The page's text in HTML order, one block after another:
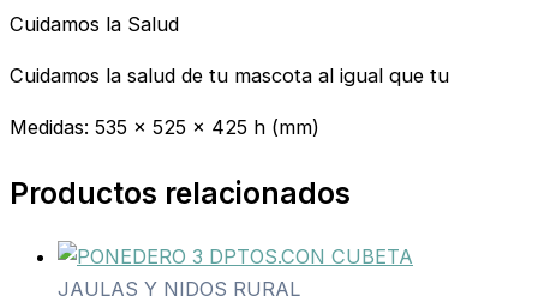
Cuidamos la Salud
Cuidamos la salud de tu mascota al igual que tu
Medidas: 535 x 525 x 425 h (mm)
Productos relacionados
JAULAS Y NIDOS RURAL